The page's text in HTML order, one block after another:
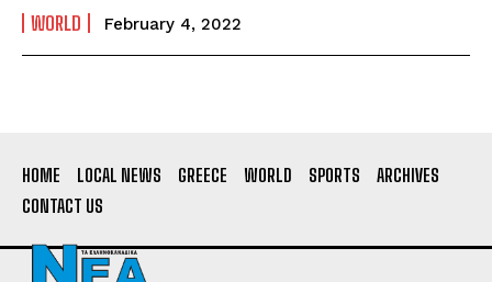
WORLD February 4, 2022
HOME LOCAL NEWS GREECE WORLD SPORTS
ARCHIVES
CONTACT US